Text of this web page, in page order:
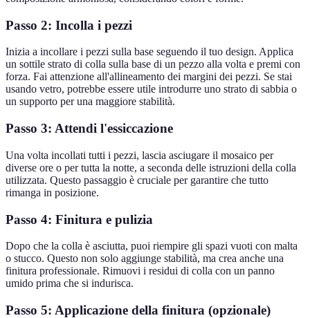
Passo 2: Incolla i pezzi
Inizia a incollare i pezzi sulla base seguendo il tuo design. Applica
un sottile strato di colla sulla base di un pezzo alla volta e premi con
forza. Fai attenzione all'allineamento dei margini dei pezzi. Se stai
usando vetro, potrebbe essere utile introdurre uno strato di sabbia o
un supporto per una maggiore stabilità.
Passo 3: Attendi l'essiccazione
Una volta incollati tutti i pezzi, lascia asciugare il mosaico per
diverse ore o per tutta la notte, a seconda delle istruzioni della colla
utilizzata. Questo passaggio è cruciale per garantire che tutto
rimanga in posizione.
Passo 4: Finitura e pulizia
Dopo che la colla è asciutta, puoi riempire gli spazi vuoti con malta
o stucco. Questo non solo aggiunge stabilità, ma crea anche una
finitura professionale. Rimuovi i residui di colla con un panno
umido prima che si indurisca.
Passo 5: Applicazione della finitura (opzionale)